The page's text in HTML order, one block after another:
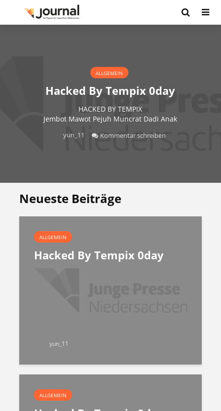
ALLGEMEIN
Hacked By Tempix 0day
HACKED BY TEMPIX
Jembot Mawot Pejuh Muncrat Dadi Anak
yun_11 Kommentar schreiben
Neueste Beiträge
ALLGEMEIN
Hacked By Tempix 0day
yun_11
ALLGEMEIN